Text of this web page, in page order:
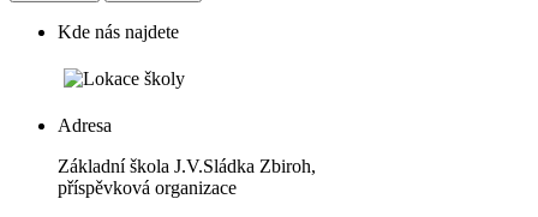
Kde nás najdete
Adresa
Základní škola J.V.Sládka Zbiroh,
příspěvková organizace